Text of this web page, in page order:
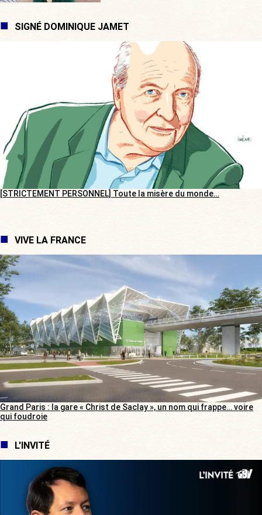
SIGNÉ DOMINIQUE JAMET
[STRICTEMENT PERSONNEL] Toute la misère du monde…
VIVE LA FRANCE
Grand Paris : la gare « Christ de Saclay », un nom qui frappe… voire
qui foudroie
L'INVITÉ